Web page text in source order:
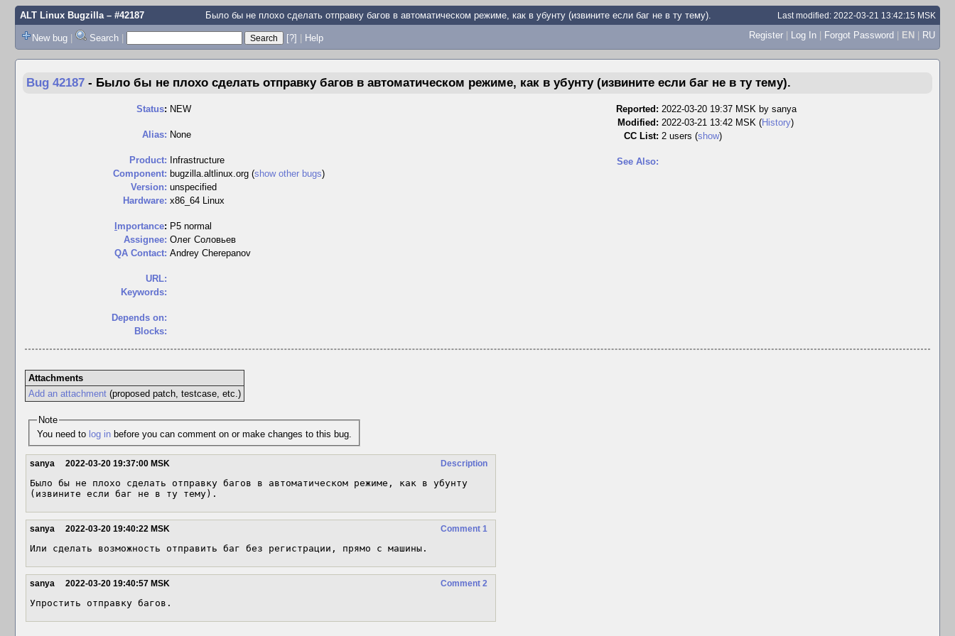
ALT Linux Bugzilla– #42187 Было бы не плохо сделать отправку багов в автоматическом режиме, как в убунту (извините если баг не в ту тему). Last modified: 2022-03-21 13:42:15 MSK
New bug | Search | [?] | Help Register | Log In | Forgot Password | EN | RU
Bug 42187 - Было бы не плохо сделать отправку багов в автоматическом режиме, как в убунту (извините если баг не в ту тему).
Status: NEW
Alias: None
Product: Infrastructure
Component: bugzilla.altlinux.org (show other bugs)
Version: unspecified
Hardware: x86_64 Linux
mportance: P5 normal
Assignee: Олег Соловьев
QA Contact: Andrey Cherepanov
URL:
Keywords:
Depends on:
Blocks:
Reported: 2022-03-20 19:37 MSK by sanya
Modified: 2022-03-21 13:42 MSK (History)
CC List: 2 users (show)
See Also:
Attachments
Add an attachment(proposed patch, testcase, etc.)
Note
You need to log in before you can comment on or make changes to this bug.
Description
sanya 2022-03-20 19:37:00 MSK
Было бы не плохо сделать отправку багов в автоматическом режиме, как в убунту
(извините если баг не в ту тему).
Comment 1
sanya 2022-03-20 19:40:22 MSK
Или сделать возможность отправить баг без регистрации, прямо с машины.
Comment 2
sanya 2022-03-20 19:40:57 MSK
Упростить отправку багов.